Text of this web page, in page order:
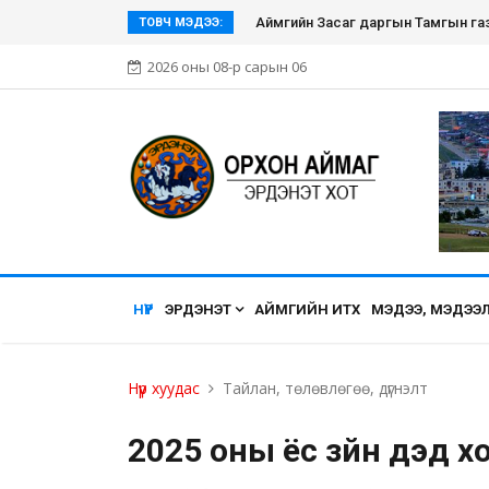
ТОВЧ МЭДЭЭ: Аймгийн Засаг даргын Тамгын
2026 оны 08-р сарын 06
НҮҮР ЭРДЭНЭТ АЙМГИЙН ИТХ МЭДЭЭ,
Нүүр хуудас Тайлан, төлөвлөгөө, дүгнэлт
2025 оны ёс зүйн дэд